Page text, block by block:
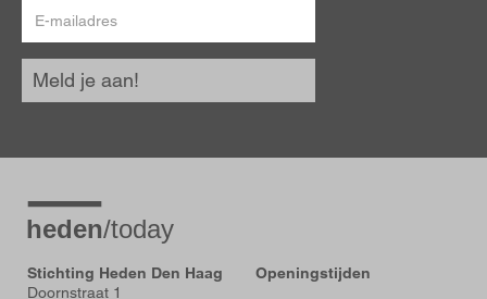
mailadres
Meld je aan!
Stichting Heden Den Haag
Doornstraat 1
Openingstijden